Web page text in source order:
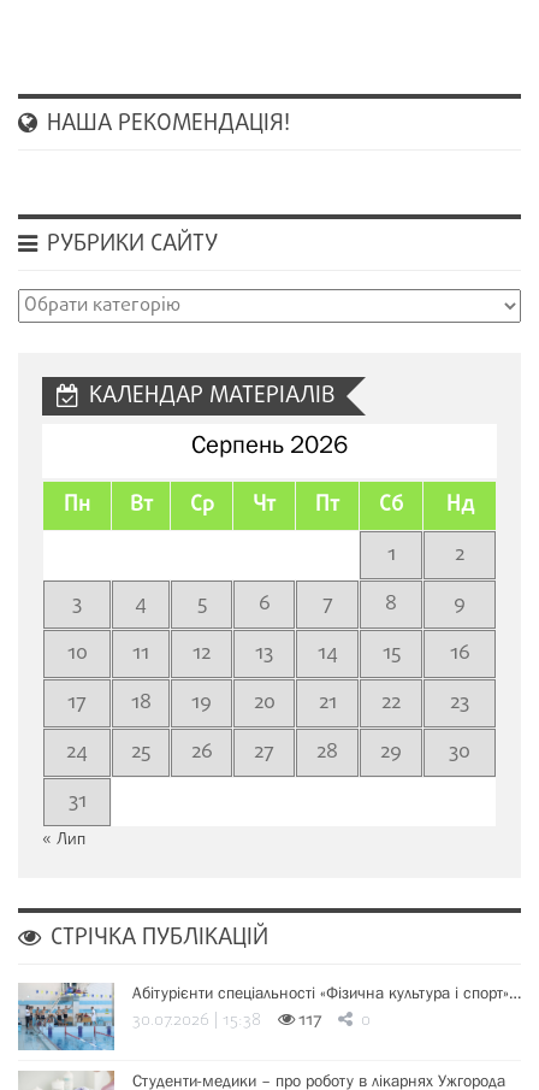
НАША РЕКОМЕНДАЦІЯ!
РУБРИКИ САЙТУ
Рубрики
КАЛЕНДАР МАТЕРІАЛІВ
Серпень 2026
Пн Вт Ср Чт Пт Сб Нд
1
2
3
4 5 6 7 8
9
10
11 12 13 14 15
16
17
18 19 20 21 22
23
24
25 26 27 28 29
30
31
« Лип
СТРІЧКА ПУБЛІКАЦІЙ
Абітурієнти спеціальності «Фізична культура і спорт»…
30.07.2026 | 15:38 117 0
Студенти-медики – про роботу в лікарнях Ужгорода